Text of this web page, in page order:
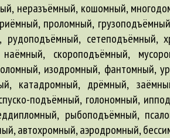
неразъёмный, кошомный,
проломный,
сетеподъёмный,
скороподъёмный,
изодромный, фантомный,
катадромный, дрёмный,
подъёмный, голономный,
рыбоподъёмный,
,автохромный,аэродромный,